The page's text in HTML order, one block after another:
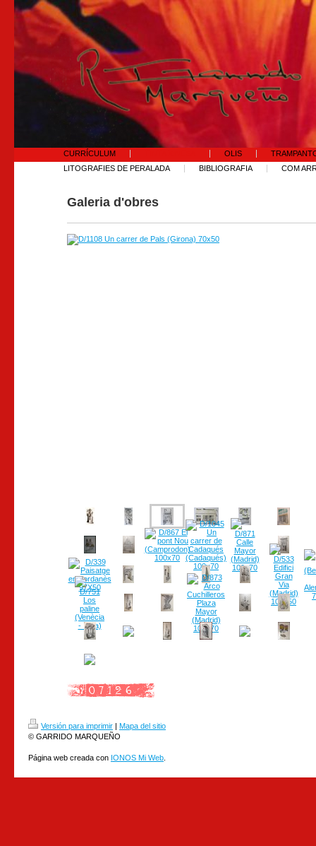
CURRÍCULUM OLIS
LITOGRAFIES DE PERALADA
BIBLIOGRAFIA COM
Galeria d'obres
Versión para imprimir | Mapa del sitio
© GARRIDO MARQUEÑO
Página web creada con IONOS Mi Web